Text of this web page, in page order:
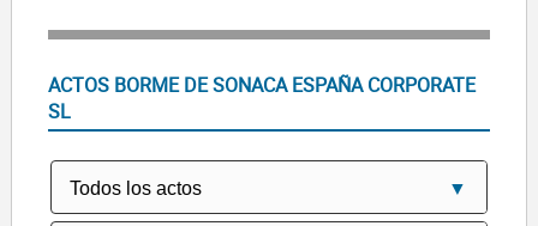
ACTOS BORME DE SONACA ESPAÑA CORPORATE
SL